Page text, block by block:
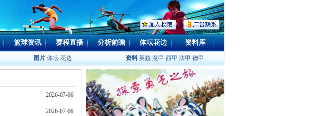
篮球资讯 赛程直播 分析前瞻 体坛花边 资料库
图片 体坛 花边 资料 英超 意甲 西甲 法甲 德甲
2026-07-06
2026-07-06